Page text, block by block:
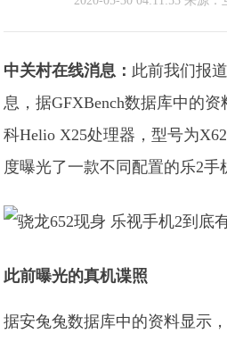
中关村在线消息： 此前我们报
息，据GFXBench数据库中的
科Helio X25处理器，型号为
度曝光了一款不同配置的乐2手
此前曝光的真机谍照
据安兔兔数据库中的资料显示